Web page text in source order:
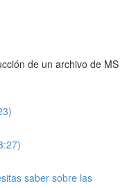
de un archivo de MS
saber sobre las